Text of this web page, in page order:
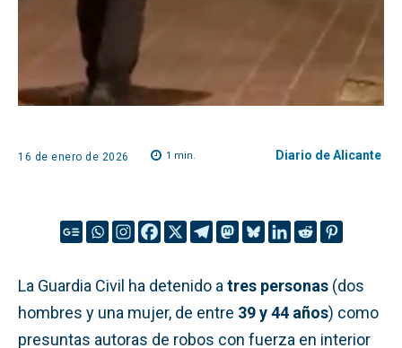
16 de enero de 2026 1 min. Diario de Alicante
La Guardia Civil ha detenido a tres personas (dos
hombres y una mujer, de entre 39 y 44 años) como
presuntas autoras de robos con fuerza en interior